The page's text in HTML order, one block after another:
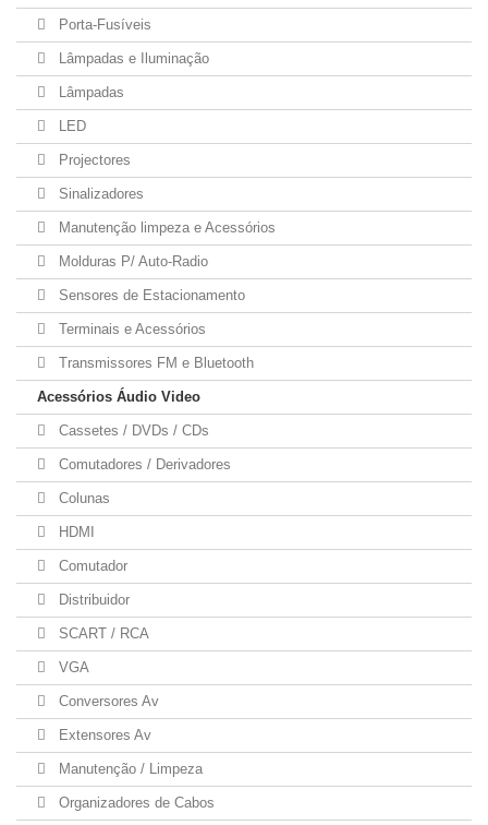
Porta-Fusíveis
Lâmpadas e Iluminação
Lâmpadas
LED
Projectores
Sinalizadores
Manutenção limpeza e Acessórios
Molduras P/ Auto-Radio
Sensores de Estacionamento
Terminais e Acessórios
Transmissores FM e Bluetooth
Acessórios Áudio Video
Cassetes / DVDs / CDs
Comutadores / Derivadores
Colunas
HDMI
Comutador
Distribuidor
SCART / RCA
VGA
Conversores Av
Extensores Av
Manutenção / Limpeza
Organizadores de Cabos